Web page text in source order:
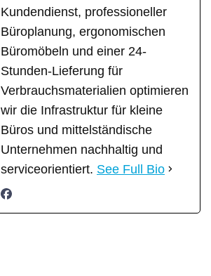
Kundendienst, professioneller
Büroplanung, ergonomischen
Büromöbeln und einer 24-
Stunden-Lieferung für
Verbrauchsmaterialien optimieren
wir die Infrastruktur für kleine
Büros und mittelständische
Unternehmen nachhaltig und
serviceorientiert. See Full Bio